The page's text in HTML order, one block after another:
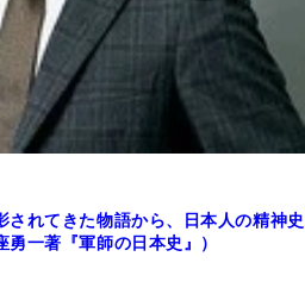
されてきた物語から、日本人の精神史
一著『軍師の日本史』）